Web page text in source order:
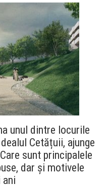
unul dintre locurile
Cetățuii, ajunge
sunt principalele
dar și motivele